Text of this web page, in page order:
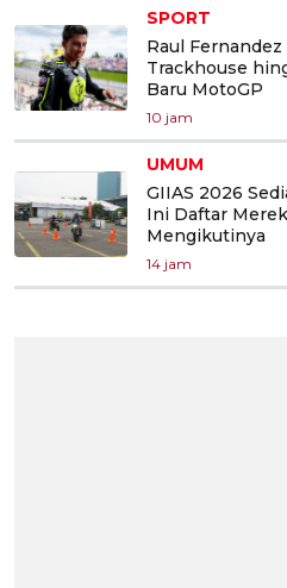
SPORT
Raul
Trackhouse
Baru MotoGP
10 jam
UMUM
GIIAS 2026
Ini Daftar
Mengikutinya
14 jam